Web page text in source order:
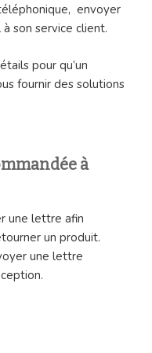
envoyer
son service client.
pour qu’un
fournir des solutions
à
une lettre afin
un produit.
une lettre